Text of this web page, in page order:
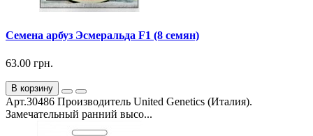
Семена арбуз Эсмеральда F1 (8 семян)
63.00 грн.
В корзину
Арт.30486 Производитель United Genetics (Италия).
Замечательный ранний высо...